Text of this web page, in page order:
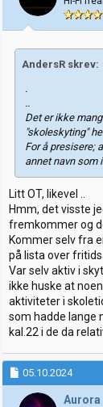
AndersR skrev:
.
..
Det er ikke
"skoleskyting"
For å presisere;
annet navn
Litt OT, likevel ..
Hmm, det visste
fremkommer og
Kommer selv fra
på lista over
Var selv aktiv i
ikke huske at
aktiviteter i
som hadde lange
kal.22 i de da
05.10.2024
Aurora